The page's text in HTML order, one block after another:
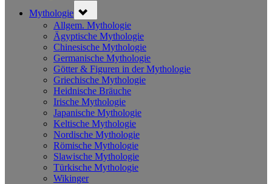
Mythologie sub-
menu
Allgem. Mythologie
Ägyptische Mythologie
Chinesische Mythologie
Germanische Mythologie
Götter & Figuren in der Mythologie
Griechische Mythologie
Heidnische Bräuche
Irische Mythologie
Japanische Mythologie
Keltische Mythologie
Nordische Mythologie
Römische Mythologie
Slawische Mythologie
Türkische Mythologie
Wikinger